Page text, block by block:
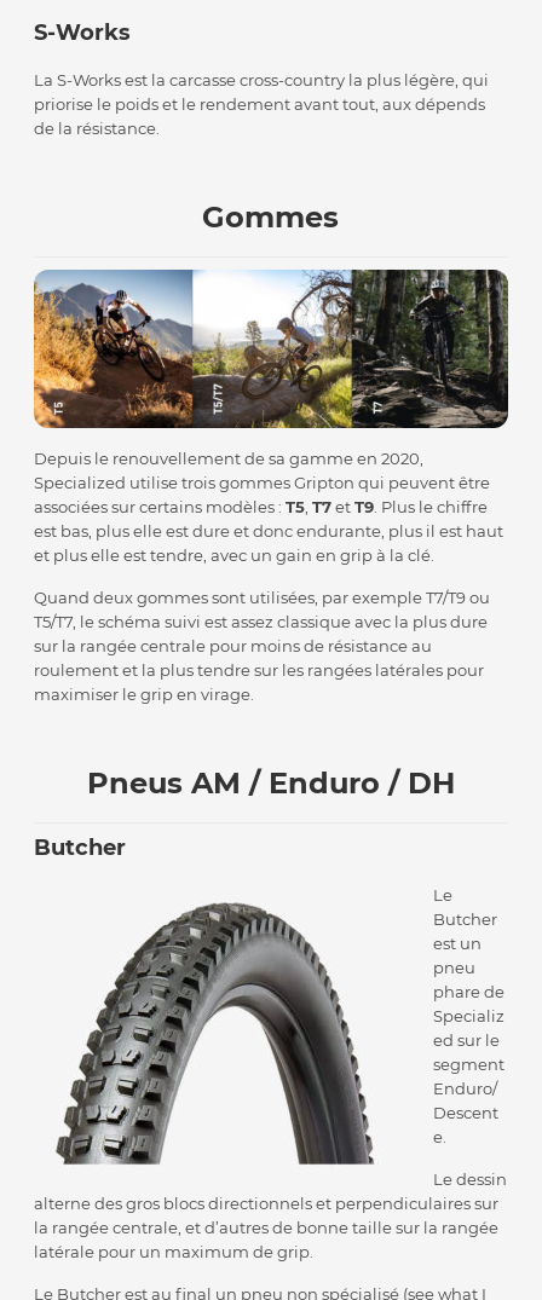
S-Works
La S-Works est la carcasse cross-country la plus légère, qui
priorise le poids et le rendement avant tout, aux dépends
de la résistance.
Gommes
Depuis le renouvellement de sa gamme en 2020,
Specialized utilise trois gommes Gripton qui peuvent être
associées sur certains modèles :T5 ,T7etT9 . Plus le chiffre
est bas, plus elle est dure et donc endurante, plus il est haut
et plus elle est tendre, avec un gain en grip à la clé.
Quand deux gommes sont utilisées, par exemple T7/T9 ou
T5/T7, le schéma suivi est assez classique avec la plus dure
sur la rangée centrale pour moins de résistance au
roulement et la plus tendre sur les rangées latérales pour
maximiser le grip en virage.
Pneus AM / Enduro / DH
Butcher
Le
Butcher
est un
pneu
phare de
Specializ
ed sur le
segment
Enduro/
Descent
e.
Le dessin
alterne des gros blocs directionnels et perpendiculaires sur
la rangée centrale, et d’autres de bonne taille sur la rangée
latérale pour un maximum de grip.
Le Butcher est au final un pneu non spécialisé (see what I